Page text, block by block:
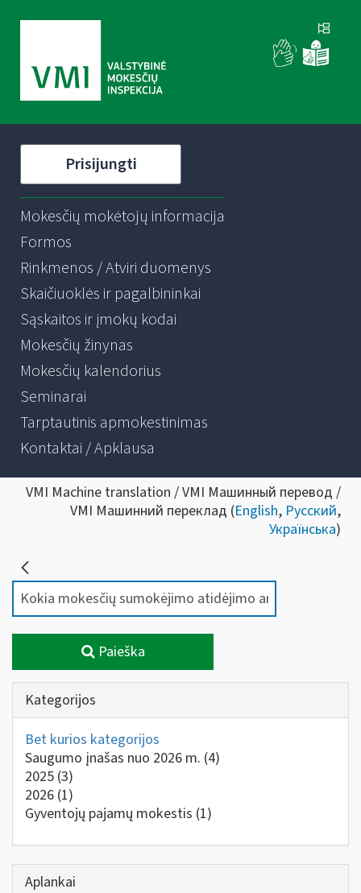
Prisijungti
Mokesčių mokėtojų informacija
Formos
Rinkmenos / Atviri duomenys
Skaičiuoklės ir pagalbininkai
Sąskaitos ir įmokų kodai
Mokesčių žinynas
Mokesčių kalendorius
Seminarai
Tarptautinis apmokestinimas
Kontaktai / Apklausa
VMI Machine translation / VMI Машинный перевод /
VMI Машинний переклад (English, Русский,
Українська)
Paieška
Kategorijos
Bet kurios kategorijos
Saugumo įnašas nuo 2026 m. (4)
2025 (3)
2026 (1)
Gyventojų pajamų mokestis (1)
Aplankai